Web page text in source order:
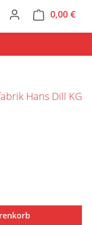
0,00 €
Hans Dill KG
Wert ein